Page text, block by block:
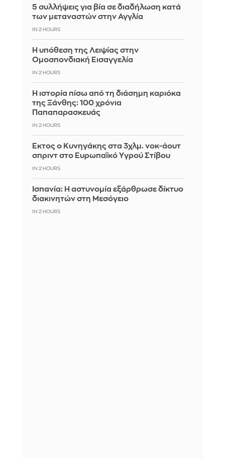
5 συλλήψεις για βία σε διαδήλωση κατά
των μεταναστών στην Αγγλία
IN 2 HOURS
Η υπόθεση της Λειψίας στην
Ομοσπονδιακή Εισαγγελία
IN 2 HOURS
Η ιστορία πίσω από τη διάσημη καριόκα
της Ξάνθης: 100 χρόνια
Παπαπαρασκευάς
IN 2 HOURS
Έκτος ο Κυνηγάκης στα 3χλμ. νοκ-άουτ
σπριντ στο Ευρωπαϊκό Υγρού Στίβου
IN 2 HOURS
Ισπανία: Η αστυνομία εξάρθρωσε δίκτυο
διακινητών στη Μεσόγειο
IN 2 HOURS